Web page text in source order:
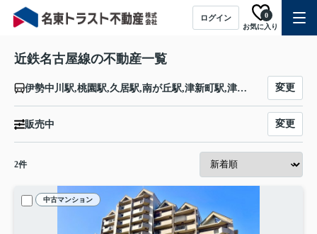
ログイン
お気に入り
0
近鉄名古屋線の不動産一覧
伊勢中川駅,桃園駅,久居駅,南が丘駅,津新町駅,津駅,江戸橋駅,高田本山駅,白塚駅,豊津上野駅,千里駅,磯山駅,鼓ヶ浦駅,白子駅,千代崎駅,伊勢若松駅,箕田駅,長太ノ浦駅,楠駅,北楠駅,塩浜駅,海山道駅,新正駅,近鉄四日市駅,川原町駅,阿倉川駅,霞ヶ浦駅,近鉄富田駅,川越富洲原駅,伊勢朝日駅,益生駅,桑名駅,近鉄長島駅,近鉄弥富駅,佐古木駅,富吉駅,近鉄蟹江駅,戸田駅,伏屋駅,近鉄八田駅,烏森駅,黄金駅,米野駅,名古屋駅 変更
販売中 変更
2件
中古マンション